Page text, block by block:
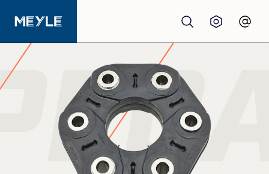
Produtos
Qualidade
Oficinas